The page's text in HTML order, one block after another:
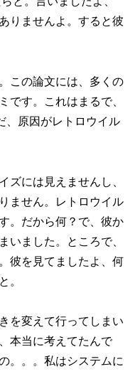
りませんよ。すると彼
この論文には、多くの
です。これはまるで、
、原因がレトロウイル
ズには見えませんし、
ません。レトロウイル
。だから何？で、彼か
いました。ところで、
彼を見てましたよ、何
。
を変えて行ってしまい
本当に考えてたんで
。。。私はシステムに